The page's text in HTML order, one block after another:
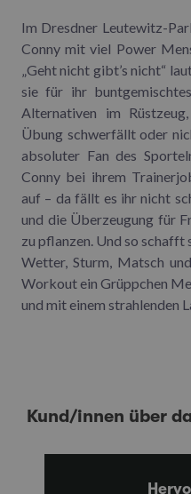
Im Dresdner Leutewitz-
Conny mit viel Power
„Geht nicht gibt’s nicht“
sie für ihr
Alternativen im
Übung schwerfällt oder
absoluter Fan des
Conny bei ihrem
auf – da fällt es ihr nicht
und die Überzeugung für
zu pflanzen. Und so schafft
Wetter, Sturm, Matsch
Workout ein Grüppchen
und mit einem strahlenden
Kund/innen über